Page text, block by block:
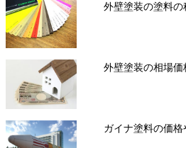
外壁塗装の塗料の
外壁塗装の相場
ガイナ塗料の価格